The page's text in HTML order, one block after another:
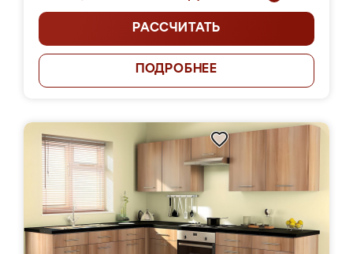
РАССЧИТАТЬ
ПОДРОБНЕЕ